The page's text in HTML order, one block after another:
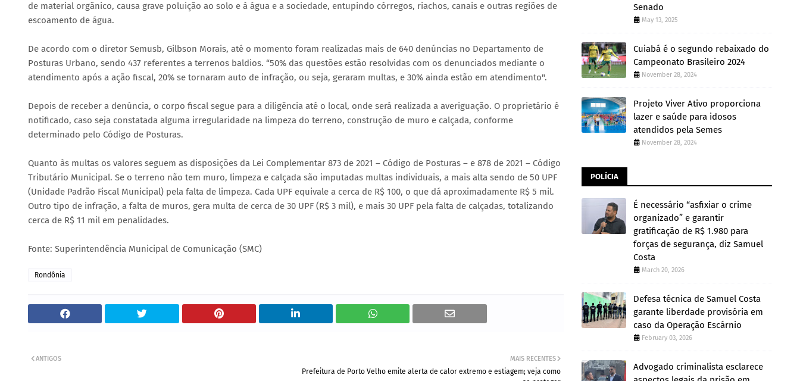
de material orgânico, causa grave poluição ao solo e à água e a sociedade, entupindo córregos, riachos, canais e outras regiões de
escoamento de água.
De acordo com o diretor Semusb, Gilbson Morais, até o momento foram realizadas mais de 640 denúncias no Departamento de
Posturas Urbano, sendo 437 referentes a terrenos baldios. “50% das questões estão resolvidas com os denunciados mediante o
atendimento após a ação fiscal, 20% se tornaram auto de infração, ou seja, geraram multas, e 30% ainda estão em atendimento".
Depois de receber a denúncia, o corpo fiscal segue para a diligência até o local, onde será realizada a averiguação. O proprietário é
notificado, caso seja constatada alguma irregularidade na limpeza do terreno, construção de muro e calçada, conforme
determinado pelo Código de Posturas.
Quanto às multas os valores seguem as disposições da Lei Complementar 873 de 2021 – Código de Posturas – e 878 de 2021 – Código
Tributário Municipal. Se o terreno não tem muro, limpeza e calçada são imputadas multas individuais, a mais alta sendo de 50 UPF
(Unidade Padrão Fiscal Municipal) pela falta de limpeza. Cada UPF equivale a cerca de R$ 100, o que dá aproximadamente R$ 5 mil.
Outro tipo de infração, a falta de muros, gera multa de cerca de 30 UPF (R$ 3 mil), e mais 30 UPF pela falta de calçadas, totalizando
cerca de R$ 11 mil em penalidades.
Fonte: Superintendência Municipal de Comunicação (SMC)
Rondônia
MAIS RECENTES
Prefeitura de Porto Velho emite alerta de calor extremo e estiagem; veja como
ANTIGOS
Senado
May 13, 2025
Cuiabá é o segundo rebaixado do
Campeonato Brasileiro 2024
November 28, 2024
Projeto Viver Ativo proporciona
lazer e saúde para idosos
atendidos pela Semes
November 28, 2024
POLÍCIA
É necessário “asfixiar o crime
organizado” e garantir
gratificação de R$ 1.980 para
forças de segurança, diz Samuel
Costa
March 20, 2026
Defesa técnica de Samuel Costa
garante liberdade provisória em
caso da Operação Escárnio
February 03, 2026
Advogado criminalista esclarece